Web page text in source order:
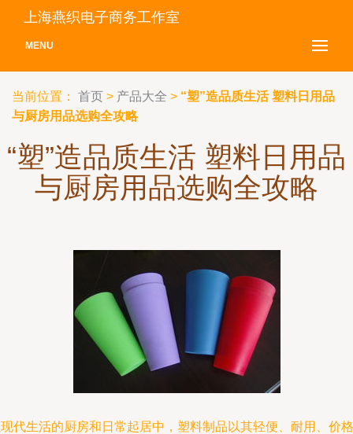
上海燕织电子商务工作室
MENU
当前位置： 首页 > 产品大全 > “塑”造品质生活 塑料日用品
与厨房用品选购全攻略
“塑”造品质生活 塑料日用品
与厨房用品选购全攻略
代生活的厨房和日常起居中，塑料制品以其轻便、耐用、价格